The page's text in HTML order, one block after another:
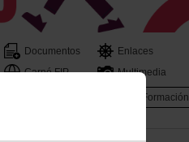
Documentos Enlaces
Carné FIP Multimedia
Formación